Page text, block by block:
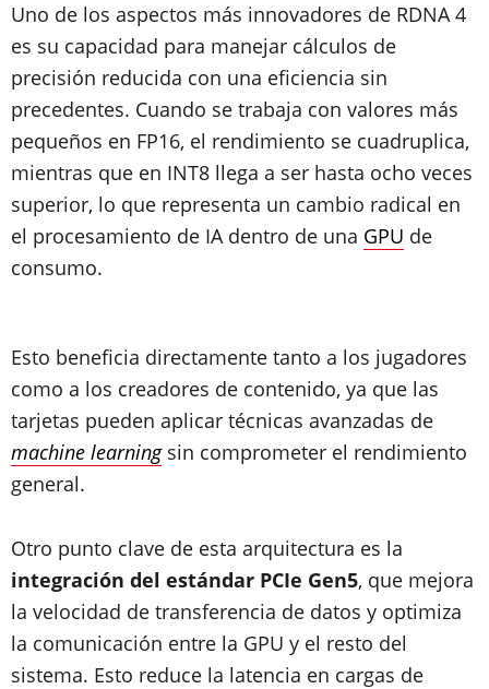
Uno de los aspectos más innovadores de RDNA 4
es su capacidad para manejar cálculos de
precisión reducida con una eficiencia sin
precedentes. Cuando se trabaja con valores más
pequeños en FP16, el rendimiento se cuadruplica,
mientras que en INT8 llega a ser hasta ocho veces
superior, lo que representa un cambio radical en
el procesamiento de IA dentro de una GPU de
consumo.
Esto beneficia directamente tanto a los jugadores
como a los creadores de contenido, ya que las
tarjetas pueden aplicar técnicas avanzadas de
machine learningsin comprometer el rendimiento
general.
Otro punto clave de esta arquitectura es la
integración del estándar PCIe Gen5, que mejora
la velocidad de transferencia de datos y optimiza
la comunicación entre la GPU y el resto del
sistema. Esto reduce la latencia en cargas de